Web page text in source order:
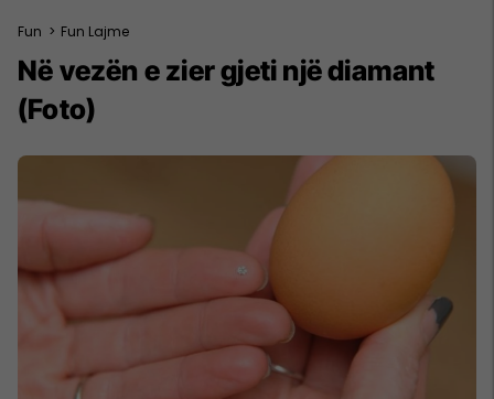
Fun > Fun Lajme
Në vezën e zier gjeti një diamant
(Foto)